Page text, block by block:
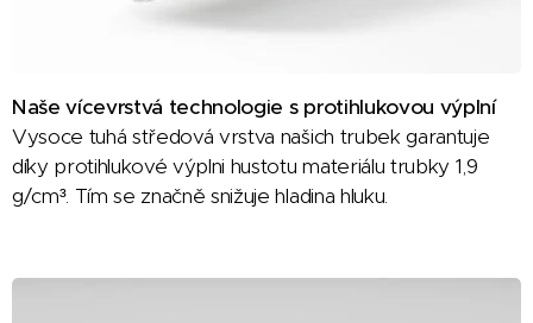
Naše vícevrstvá technologie s protihlukovou výplní
Vysoce tuhá středová vrstva našich trubek garantuje
díky protihlukové výplni hustotu materiálu trubky 1,9
g/cm³. Tím se značně snižuje hladina hluku.